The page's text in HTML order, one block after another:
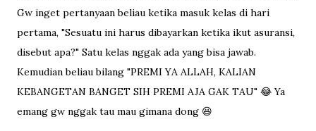
Gw inget pertanyaan beliau ketika masuk kelas di hari
pertama, "Sesuatu ini harus dibayarkan ketika ikut asuransi,
disebut apa?" Satu kelas nggak ada yang bisa jawab.
Kemudian beliau bilang "PREMI YA ALLAH, KALIAN
KEBANGETAN BANGET SIH PREMI AJA GAK TAU" 😂 Ya
emang gw nggak tau mau gimana dong 😆